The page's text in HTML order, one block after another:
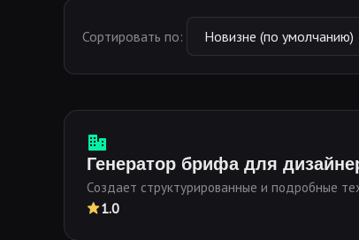
Сортировать по:
Генератор брифа для
Создает структурированные и подробные
1.0